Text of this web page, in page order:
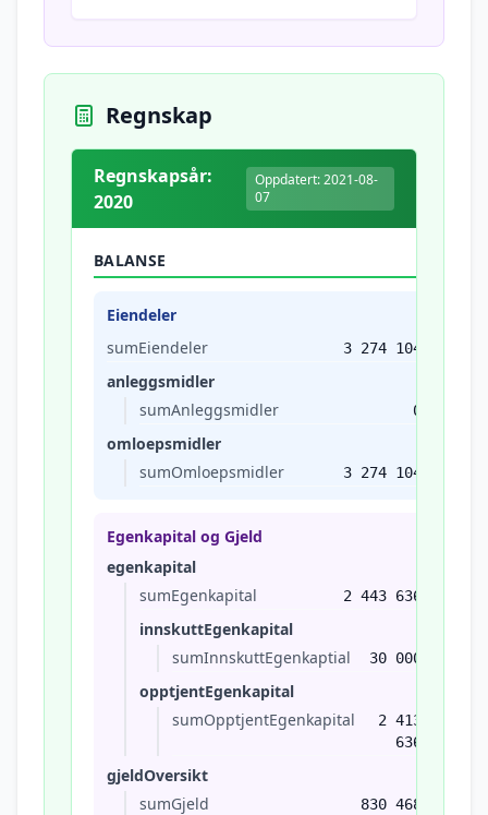
Regnskap
Regnskapsår:
2020
Oppdatert: 2021-08-
07
BALANSE
Eiendeler
sumEiendeler
3 274 104
anleggsmidler
sumAnleggsmidler
0
omloepsmidler
sumOmloepsmidler
3 274 104
Egenkapital og Gjeld
egenkapital
sumEgenkapital
2 443 636
innskuttEgenkapital
sumInnskuttEgenkaptial
30 000
opptjentEgenkapital
sumOpptjentEgenkapital
2 413
636
gjeldOversikt
sumGjeld
830 468